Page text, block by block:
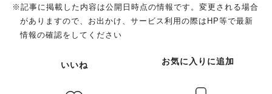
※記事に掲載した内容は公開日時点の情報です。変更される場合
がありますので、お出かけ、サービス利用の際はHP等で最新
情報の確認をしてください
いいね お気に入りに追加